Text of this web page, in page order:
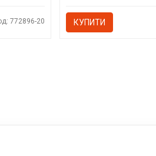
772896-20 КУПИТИ